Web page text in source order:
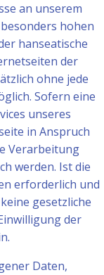
an unserem
hohen
hanseatische
der
ohne jede
Sofern eine
unseres
in Anspruch
Verarbeitung
werden. Ist die
erforderlich und
gesetzliche
der
Daten,